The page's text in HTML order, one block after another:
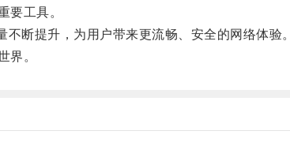
工具。
断提升，为用户带来更流畅、安全的网络体验。
界。